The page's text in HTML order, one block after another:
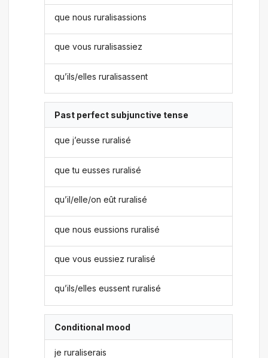
que nous ruralisassions
que vous ruralisassiez
qu’ils/elles ruralisassent
Past perfect subjunctive tense
que j’eusse ruralisé
que tu eusses ruralisé
qu’il/elle/on eût ruralisé
que nous eussions ruralisé
que vous eussiez ruralisé
qu’ils/elles eussent ruralisé
Conditional mood
je ruraliserais